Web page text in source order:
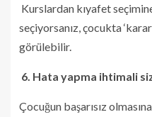
Kurslardan kıyafet
seçiyorsanız, çocukta
görülebilir.
6. Hata yapma ihtimali
Çocuğun başarısız